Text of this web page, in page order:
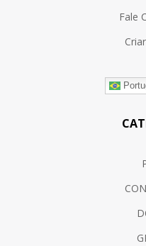
Fale